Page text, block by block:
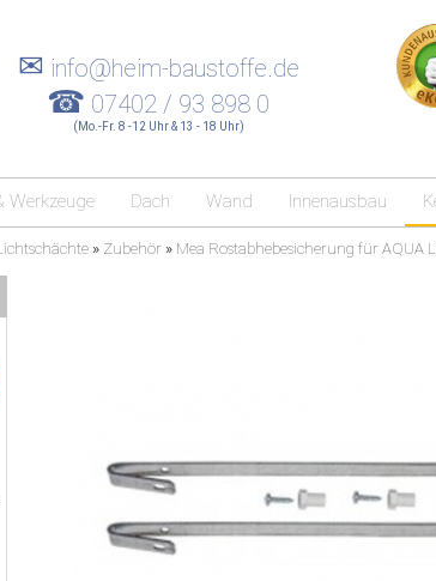
✉ info@heim-baustoffe.de
☎ 07402 / 93 898 0
(Mo.-Fr. 8 -12 Uhr & 13 - 18 Uhr)
Werkzeuge Dach Wand Innenausbau
» Zubehör » Mea Rostabhebesicherung für AQUA